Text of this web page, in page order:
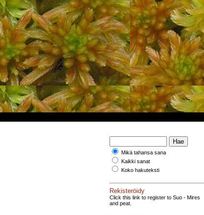
Mikä tahansa sana
Kaikki sanat
Koko hakuteksti
Rekisteröidy
Click this link to register to Suo - Mires
and peat.